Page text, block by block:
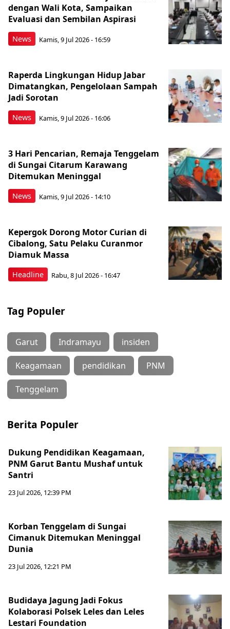
News
dengan Wali Kota, Sampaikan
Evaluasi dan Sembilan Aspirasi
Kamis, 9 Jul 2026 - 16:59
News
Raperda Lingkungan Hidup Jabar
Dimatangkan, Pengelolaan Sampah
Jadi Sorotan
Kamis, 9 Jul 2026 - 16:06
News
3 Hari Pencarian, Remaja Tenggelam
di Sungai Citarum Karawang
Ditemukan Meninggal
Kamis, 9 Jul 2026 - 14:10
Headline
Kepergok Dorong Motor Curian di
Cibalong, Satu Pelaku Curanmor
Diamuk Massa
Rabu, 8 Jul 2026 - 16:47
Tag Populer
Garut Indramayu insiden
Keagamaan pendidikan PNM
Tenggelam
Berita Populer
Dukung Pendidikan Keagamaan,
PNM Garut Bantu Mushaf untuk
Santri
23 Jul 2026, 12:39 PM
Korban Tenggelam di Sungai
Cimanuk Ditemukan Meninggal
Dunia
23 Jul 2026, 12:21 PM
Budidaya Jagung Jadi Fokus
Kolaborasi Polsek Leles dan Leles
Lestari Foundation